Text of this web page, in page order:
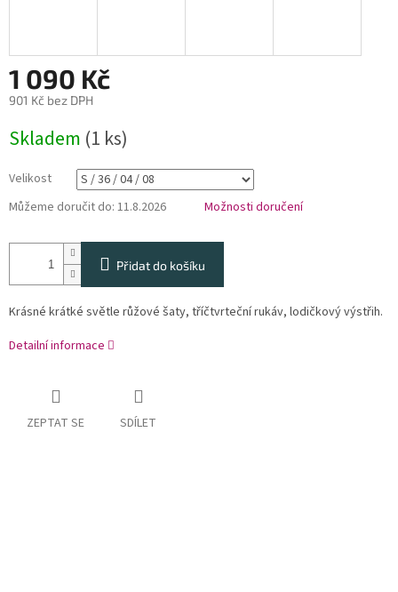
1 090 Kč
901 Kč bez DPH
cena:
Skladem (1 ks)
Velikost
Můžeme doručit do: 11.8.2026 Možnosti doručení
Přidat do košíku
Krásné krátké světle růžové šaty, tříčtvrteční rukáv, lodičkový výstřih.
Detailní informace
ZEPTAT SE SDÍLET